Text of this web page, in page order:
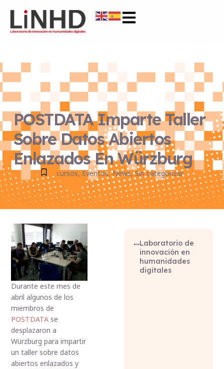
POSTDATA Imparte Taller
Sobre Datos Abiertos
Enlazados En Würzburg
cursos, Eventos, News, Sin categorizar
Durante este mes de
abril algunos de los
miembros de
POSTDATA se
desplazaron a
Würzburg para impartir
un taller sobre datos
abiertos enlazados y
Laboratorio de
innovación en
humanidades
digitales